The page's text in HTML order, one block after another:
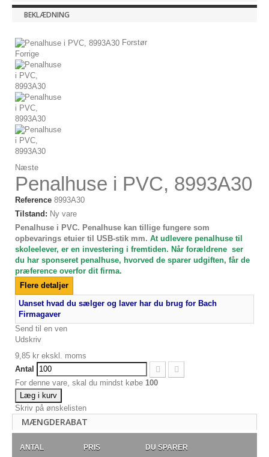
BEKLÆDNING
Forstør
Forrige
Næste
Penalhuse i PVC, 8993A30
Reference 8993A30
Tilstand: Ny vare
Penalhuse i PVC. Penalhuse kan tillige fungere som
opbevarings etuier til USB-stik mm. At udlevere penalhuse til
skoleelever, er en investering i fremtiden. Når forældrene ser
du har sponseret penalhuse, hvorved de sparer udgiften, får de
præference overfor dit firma.
Flere detaljer
Uanset hvad du sælger og laver har du brug for Bach
Firmagaver
Send til en ven
Udskriv
9,85 kr ekskl. moms
Antal
For denne vare, skal du mindst købe 100
Læg i kurv
Skriv på ønskelisten
MÆNGDERABAT
ANTAL PRIS DU SPARER